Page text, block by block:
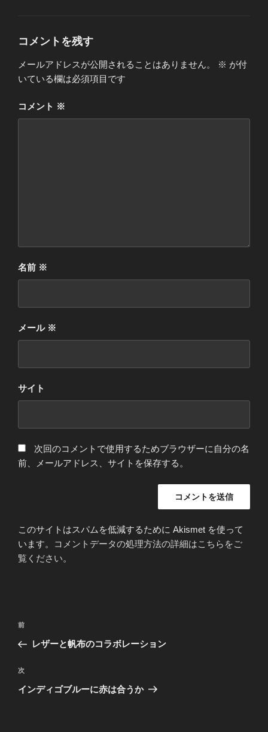
ー
コメントを残す
メールアドレスが公開されることはありません。 ※ が付
いている欄は必須項目です
コメント ※
名前 ※
メール ※
サイト
次回のコメントで使用するためブラウザーに自分の名
前、メールアドレス、サイトを保存する。
このサイトはスパムを低減するために Akismet を使って
います。
コメントデータの処理方法の詳細はこちらをご
覧ください。
投
ビ
ゲ
前
の
稿
前
レザーと帆布のコラボレーション
次
の
次
インディゴブルーに赤は合うか